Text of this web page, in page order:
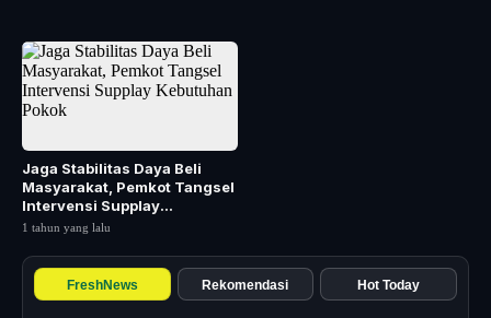
Jaga Stabilitas Daya Beli
Masyarakat, Pemkot Tangsel
Intervensi Supplay
Kebutuhan Pokok
1 tahun yang lalu
FreshNews Rekomendasi Hot Today